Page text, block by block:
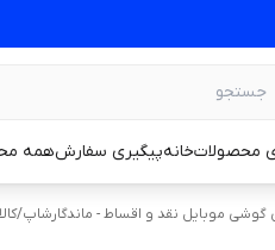
محصولاتخانهپیگیری سفارشهمه
گوشی موبایل نقد و اقساط - ماندگارشاپ/